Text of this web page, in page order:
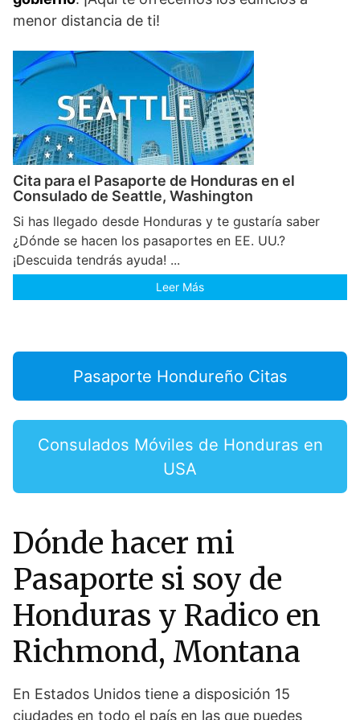
menor distancia de ti!
Cita para el Pasaporte de Honduras en el
Consulado de Seattle, Washington
Si has llegado desde Honduras y te gustaría saber
¿Dónde se hacen los pasaportes en EE. UU.?
¡Descuida tendrás ayuda! ...
Leer Más
Pasaporte Hondureño Citas
Consulados Móviles de Honduras en
USA
Dónde hacer mi
Pasaporte si soy de
Honduras y Radico en
Richmond, Montana
En Estados Unidos tiene a disposición 15
ciudades en todo el país en las que puedes